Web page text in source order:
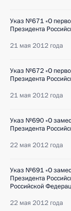
Указ №671 «О
Президента
21 мая 2012 года
Указ №672 «О
Президента
21 мая 2012 года
Указ №690 «О
Президента
22 мая 2012 года
Указ №691 «О
Президента
Российской
22 мая 2012 года